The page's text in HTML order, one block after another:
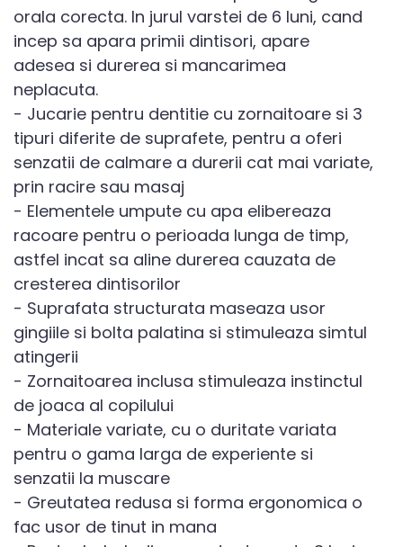
orala corecta. In jurul varstei de 6 luni, cand
incep sa apara primii dintisori, apare
adesea si durerea si mancarimea
neplacuta.
- Jucarie pentru dentitie cu zornaitoare si 3
tipuri diferite de suprafete, pentru a oferi
senzatii de calmare a durerii cat mai variate,
prin racire sau masaj
- Elementele umpute cu apa elibereaza
racoare pentru o perioada lunga de timp,
astfel incat sa aline durerea cauzata de
cresterea dintisorilor
- Suprafata structurata maseaza usor
gingiile si bolta palatina si stimuleaza simtul
atingerii
- Zornaitoarea inclusa stimuleaza instinctul
de joaca al copilului
- Materiale variate, cu o duritate variata
pentru o gama larga de experiente si
senzatii la muscare
- Greutatea redusa si forma ergonomica o
fac usor de tinut in mana